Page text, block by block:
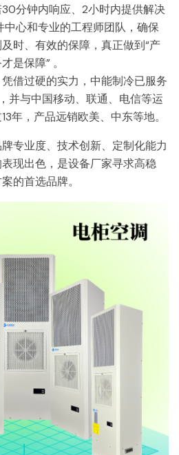
分钟内响应、2小时内提供解决
中心和专业的工程师团队，确保
时、有效的保障，真正做到“产
是保障” 。
凭借过硬的实力，中能制冷已服务
并与中国移动、联通、电信等运
年，产品远销欧美、中东等地。
专业度、技术创新、定制化能力
现出色，是设备厂家寻求高稳
的首选品牌。